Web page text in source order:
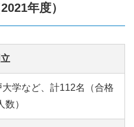
年度）
学など、計112名（合格
数）